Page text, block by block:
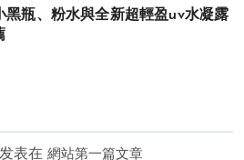
黑瓶、粉水與全新超輕盈uv水凝露
发表在 網站第一篇文章